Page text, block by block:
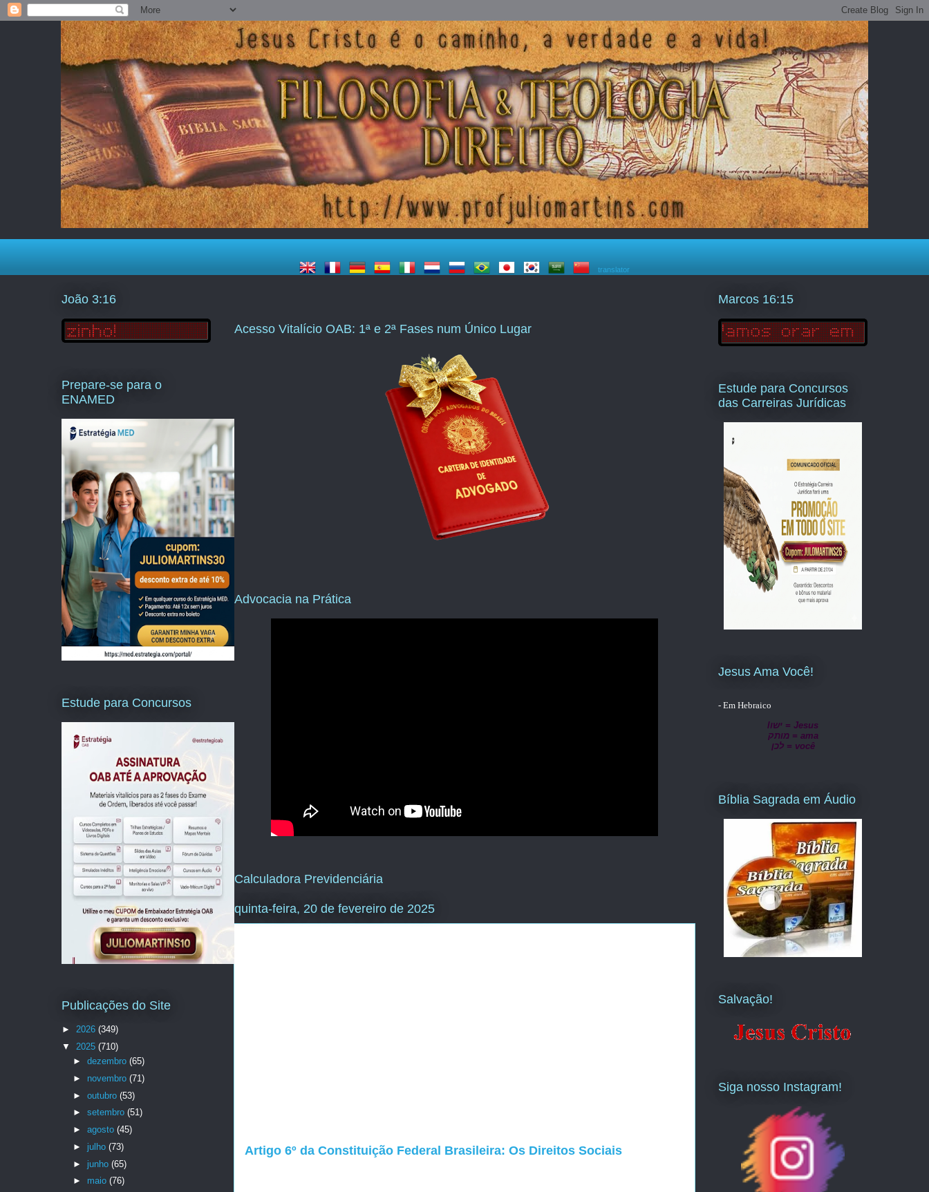
translator
Acesso Vitalício OAB: 1ª e 2ª Fases num Único Lugar
Advocacia na Prática
Calculadora Previdenciária
quinta-feira, 20 de fevereiro de 2025
Artigo 6º da Constituição Federal Brasileira: Os Direitos Sociais
João 3:16
Prepare-se para o
ENAMED
Estude para Concursos
Publicações do Site
► 2026 (349)
▼ 2025 (710)
► dezembro (65)
► novembro (71)
► outubro (53)
► setembro (51)
► agosto (45)
► julho (73)
► junho (65)
► maio (76)
Marcos 16:15
Estude para Concursos
das Carreiras Jurídicas
Jesus Ama Você!
- Em Hebraico
lישו = Jesus
מותק = ama
לכן = você
Bíblia Sagrada em Áudio
Salvação!
Siga nosso Instagram!